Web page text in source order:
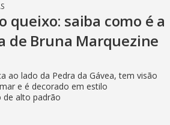
queixo: saiba como é a
de Bruna Marquezine
ao lado da Pedra da Gávea, tem visão
e é decorado em estilo
alto padrão